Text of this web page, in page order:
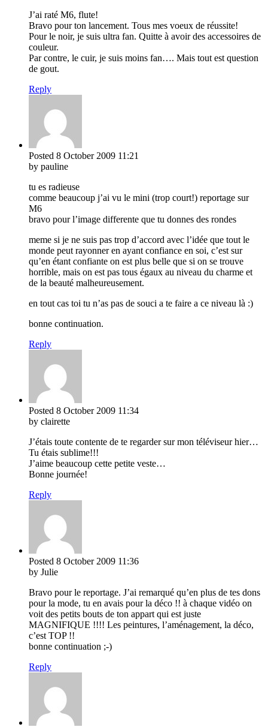
J’ai raté M6, flute!
Bravo pour ton lancement. Tous mes voeux de réussite!
Pour le noir, je suis ultra fan. Quitte à avoir des accessoires de
couleur.
Par contre, le cuir, je suis moins fan…. Mais tout est question
de gout.
Reply
Posted 8 October 2009 11:21
by pauline
tu es radieuse
comme beaucoup j’ai vu le mini (trop court!) reportage sur
M6
bravo pour l’image differente que tu donnes des rondes
meme si je ne suis pas trop d’accord avec l’idée que tout le
monde peut rayonner en ayant confiance en soi, c’est sur
qu’en étant confiante on est plus belle que si on se trouve
horrible, mais on est pas tous égaux au niveau du charme et
de la beauté malheureusement.
en tout cas toi tu n’as pas de souci a te faire a ce niveau là :)
bonne continuation.
Reply
Posted 8 October 2009 11:34
by clairette
J’étais toute contente de te regarder sur mon téléviseur hier…
Tu étais sublime!!!
J’aime beaucoup cette petite veste…
Bonne journée!
Reply
Posted 8 October 2009 11:36
by Julie
Bravo pour le reportage. J’ai remarqué qu’en plus de tes dons
pour la mode, tu en avais pour la déco !! à chaque vidéo on
voit des petits bouts de ton appart qui est juste
MAGNIFIQUE !!!! Les peintures, l’aménagement, la déco,
c’est TOP !!
bonne continuation ;-)
Reply